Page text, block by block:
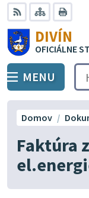
Preskočiť
na
obsah
RSS Mapa
DIVÍN
OFICIÁLNE
MENU
Faktúra
Domov